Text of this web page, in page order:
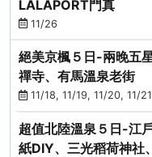
LALAPORT門真
11/26
絕美京楓５日-兩晚五
禪寺、有馬溫泉老街
11/18, 11/19, 11/20, 11/
超值北陸溫泉５日-江
紙DIY、三光稻荷神社